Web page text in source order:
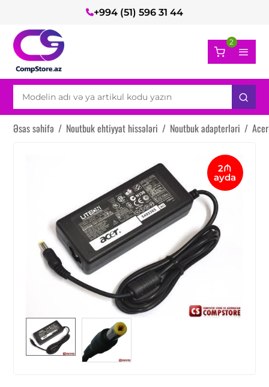
+994 (51) 596 31 44
2
Əsas səhifə / Noutbuk ehtiyyat hissələri / Noutbuk adapterləri /
2₼
ayda